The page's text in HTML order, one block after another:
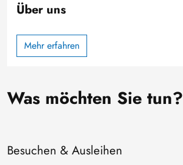
Über uns
Mehr erfahren
Was möchten Sie tun?
Besuchen & Ausleihen